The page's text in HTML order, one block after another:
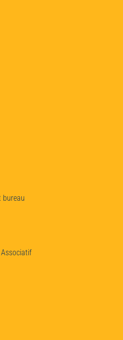
bureau
Associatif